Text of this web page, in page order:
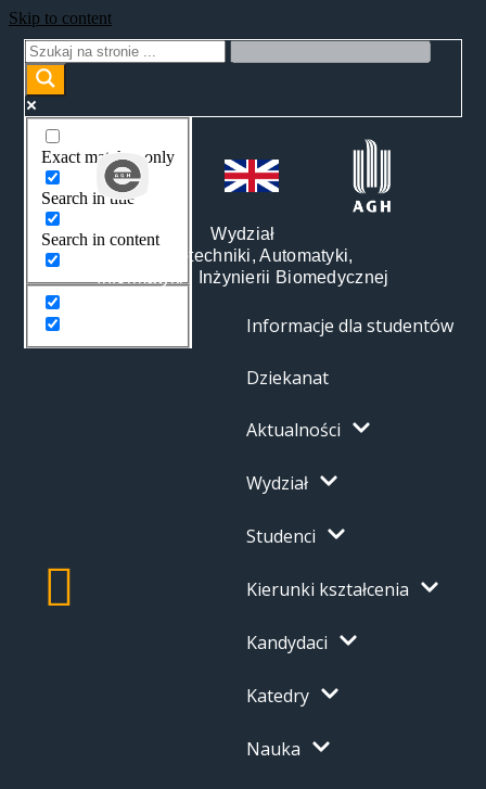
Skip to content
Exact matches only
Search in title
Search in content
Wydział
Elektrotechniki, Automatyki,
Informatyki i Inżynierii Biomedycznej
Informacje dla studentów
Dziekanat
Aktualności
Wydział
Studenci
Kierunki kształcenia
Kandydaci
Katedry
Nauka